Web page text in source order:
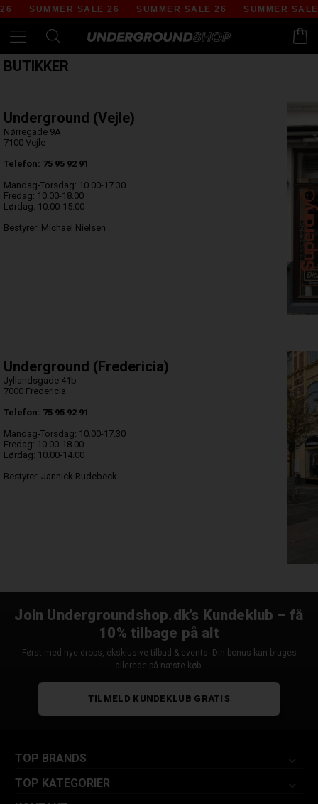
SUMMER SALE 26 SUMMER SALE 26 SUMMER SALE 26
BUTIKKER
Underground (Vejle)
Nørregade 9A
7100 Vejle
Telefon: 75 95 92 91
Mandag-Torsdag: 10.00-17.30
Fredag: 10.00-18.00
Lørdag: 10.00-15.00
Bestyrer: Michael Nielsen
Underground (Fredericia)
Jyllandsgade 41b
7000 Fredericia
Telefon: 75 95 92 91
Mandag-Torsdag: 10.00-17.30
Fredag: 10.00-18.00
Lørdag: 10.00-14.00
Bestyrer: Jannick Rudebeck
Join Undergroundshop.dk’s Kundeklub – få
10% tilbage på alt
Først med nye drops, eksklusive tilbud & events. Din bonus kan bruges
allerede på næste køb.
TILMELD KUNDEKLUB GRATIS
TOP BRANDS
TOP KATEGORIER